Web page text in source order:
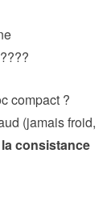
compact ?
(jamais froid,
consistance